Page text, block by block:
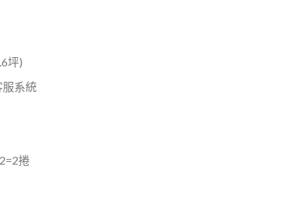
坪)
系統
捲